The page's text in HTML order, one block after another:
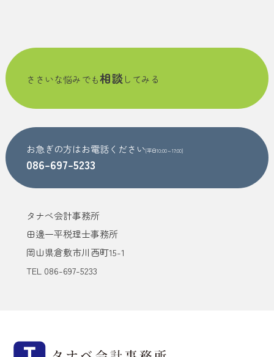
ささいな悩みでも相談してみる
お急ぎの方はお電話ください[平日10:00～17:00]
086-697-5233
タナベ会計事務所
田邊一平税理士事務所
岡山県倉敷市川西町15-1
TEL 086-697-5233